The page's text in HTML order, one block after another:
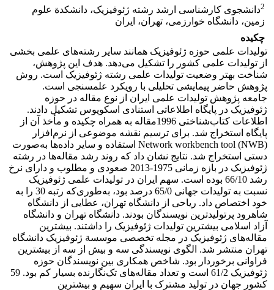
2دانشجوی کارشناسی ارشد رشته ژئوفیزیک، دانشکدة علوم
زمین، دانشگاه خوارزمی، تهران، ایران
چکیده
تولیدات علمی حوزه ژئوفیزیک همانند سایر رشته‌های علمی بخشی
از تولیدات علمی کشور را تشکیل می‌دهد. هدف این پژوهش،
شناخت بهتر وضعیت تولیدات علمی رشته ژئوفیزیک است. روش
پژوهش حاضر پیمایشی تحلیلی با رویکرد علم­سنجی است.
جامعه پژوهش تولیدات علمی ایران از نوع مقاله در حوزه
ژئوفیزیک در پایگاه اطلاعاتی استنادی اسکوپوس تشکیل دادند.
اطلاعات کتاب‌شناختی 1996مقاله به همراه چکیده و مأخذ آن از
پایگاه استخراج شد. برای ترسیم نقشه موضوعی از نرم‌افزار
(NWB) Network workbench tool استفاده و سایر داده‌ها به‌صورت
دستی استخراج شد. نتایج نشان داد که روند رشد مقاله‌ها در رشته
ژئوفیزیک در بازه زمانی 1975-2013 صعودی و مطلوب و دارای نرخ
رشد 66/10 بوده است. سهم ایران در تولیدات علمی ژئوفیزیک
نسبت به تولیدات جهانی 65/0 درصد بود، به‌طوری‌که رتبه 30 را به
خود اختصاص داد. ریاحی از دانشگاه تهران، عطایی از دانشگاه
شاهرود پرتولیدترین نویسندگان بودند. دانشگاه تهران و دانشگاه
آزاد اسلامی بیشترین تولیدات ژئوفیزیک را داشتند. بیشترین
مقاله‌های ژئوفیزیک در مجله تخصصی موسسة ژئوفیزیک دانشگاه
تهران منتشر شد. الگوی نویسندگی سه و بیش از سه از بیشترین
فراوانی برخوردار بود. شاخص همکاری بین نویسندگان حوزه
ژئوفیزیک 61/2 است و تعداد مقاله‌های تک‌نگارنده بسیار کم بود. 59
کشور جهان در تولید مشترک با ایران سهیم و بیشترین